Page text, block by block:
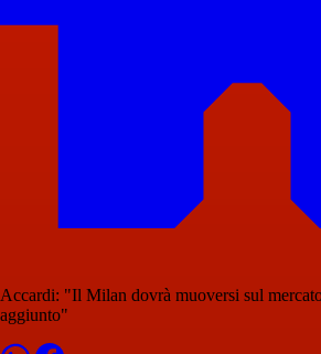
Accardi: "Il Milan dovrà muoversi sul
aggiunto"